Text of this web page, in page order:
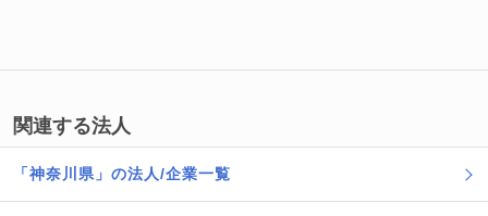
関連する法人
「神奈川県」の法人/企業一覧